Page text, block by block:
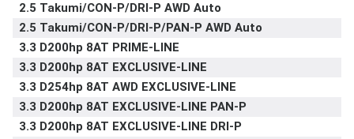
2.5 Takumi/CON-P/DRI-P AWD Auto
2.5 Takumi/CON-P/DRI-P/PAN-P AWD Auto
3.3 D200hp 8AT PRIME-LINE
3.3 D200hp 8AT EXCLUSIVE-LINE
3.3 D254hp 8AT AWD EXCLUSIVE-LINE
3.3 D200hp 8AT EXCLUSIVE-LINE PAN-P
3.3 D200hp 8AT EXCLUSIVE-LINE DRI-P